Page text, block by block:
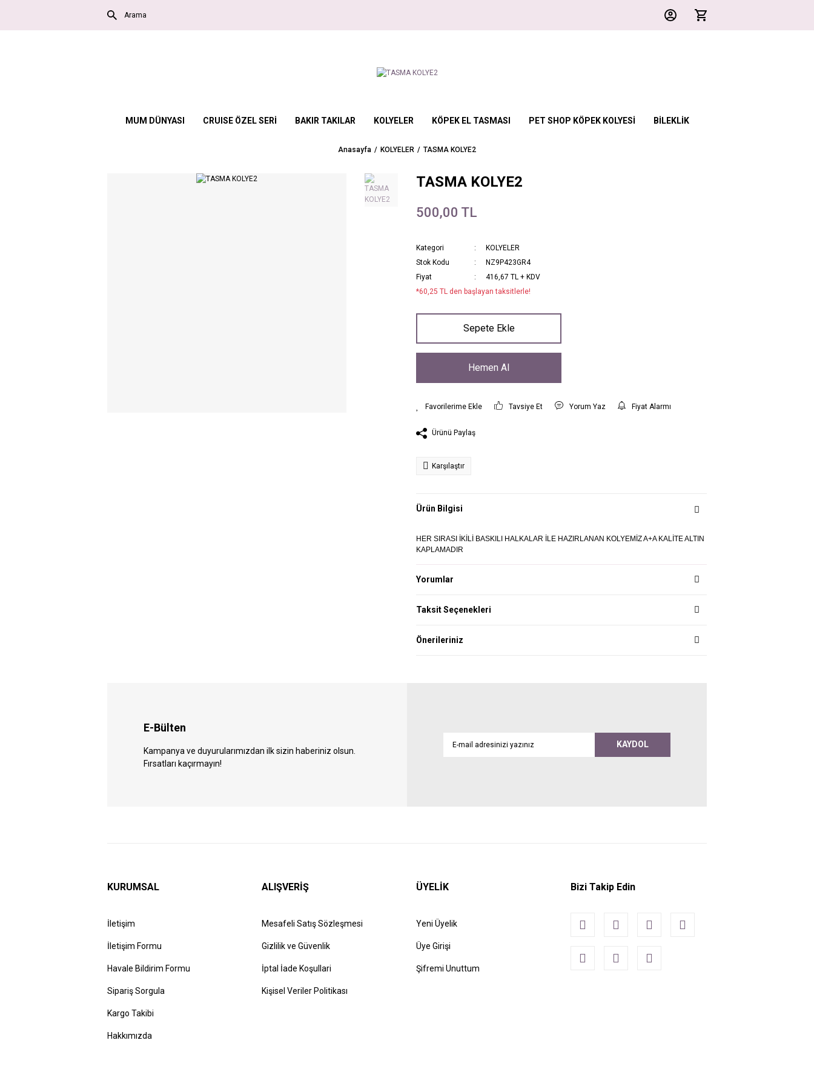
MUM DÜNYASI CRUISE ÖZEL SERİ BAKIR TAKILAR KOLYELER KÖPEK EL TASMASI PET SHOP KÖPEK KOLYESİ BİLEKLİK
Anasayfa KOLYELER TASMA KOLYE2
TASMA KOLYE2
500,00 TL
Kategori
KOLYELER
Stok Kodu
NZ9P423GR4
Fiyat
416,67 TL + KDV
*60,25 TL den başlayan taksitlerle!
Sepete Ekle
Hemen Al
Tavsiye Et Yorum Yaz Fiyat Alarmı
Ürünü Paylaş
Karşılaştır
Ürün Bilgisi
HER SIRASI İKİLİ BASKILI HALKALAR İLE HAZIRLANAN KOLYEMİZ A+A KALİTE ALTIN
KAPLAMADIR
Yorumlar
Taksit Seçenekleri
Önerileriniz
E-Bülten
Kampanya ve duyurularımızdan ilk sizin haberiniz olsun.
Fırsatları kaçırmayın!
KAYDOL
KURUMSAL
İletişim
İletişim Formu
Havale Bildirim Formu
Sipariş Sorgula
Kargo Takibi
Hakkımızda
ALIŞVERİŞ
Mesafeli Satış Sözleşmesi
Gizlilik ve Güvenlik
İptal İade Koşullari
Kişisel Veriler Politikası
ÜYELİK
Yeni Üyelik
Üye Girişi
Şifremi Unuttum
Bizi Takip Edin